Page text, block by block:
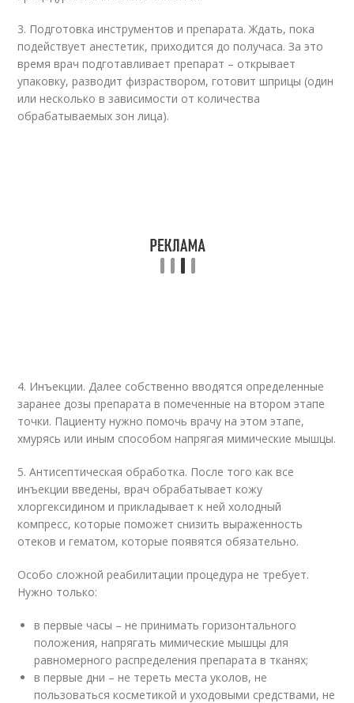
3. Подготовка инструментов и препарата. Ждать, пока
подействует анестетик, приходится до получаса. За это
время врач подготавливает препарат – открывает
упаковку, разводит физраствором, готовит шприцы (один
или несколько в зависимости от количества
обрабатываемых зон лица).
4. Инъекции. Далее собственно вводятся определенные
заранее дозы препарата в помеченные на втором этапе
точки. Пациенту нужно помочь врачу на этом этапе,
хмурясь или иным способом напрягая мимические мышцы.
5. Антисептическая обработка. После того как все
инъекции введены, врач обрабатывает кожу
хлоргексидином и прикладывает к ней холодный
компресс, которые поможет снизить выраженность
отеков и гематом, которые появятся обязательно.
Особо сложной реабилитации процедура не требует.
Нужно только:
в первые часы – не принимать горизонтального
положения, напрягать мимические мышцы для
равномерного распределения препарата в тканях;
в первые дни – не тереть места уколов, не
пользоваться косметикой и уходовыми средствами, не